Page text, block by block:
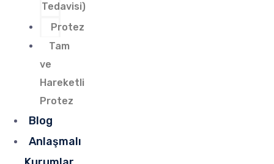
Tedavisi)
Protez
Tam
ve
Hareketli
Protez
Blog
Anlaşmalı